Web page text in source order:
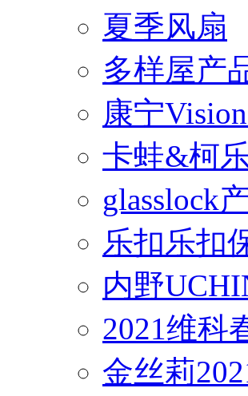
夏季风扇
多样屋产
康宁
卡蛙&柯
glasslock
乐扣乐扣
内野
2021维科
金丝莉